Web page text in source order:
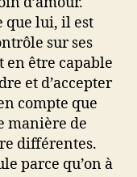
que lui, il est
sur ses
en être capable
et d’accepter
compte que
manière de
différentes.
parce qu’on à